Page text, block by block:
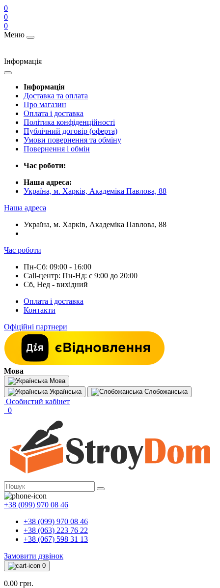
0
0
0
Меню
Інформація
Інформація
Доставка та оплата
Про магазин
Оплата і доставка
Політика конфіденційності
Публічний договір (оферта)
Умови повернення та обміну
Повернення і обмін
Час роботи:
Наша адреса:
Україна, м. Харків, Академіка Павлова, 88
Наша адреса
Україна, м. Харків, Академіка Павлова, 88
Час роботи
Пн-Сб: 09:00 - 16:00
Call-центр: Пн-Нд: с 9:00 до 20:00
Сб, Нед - вихідний
Оплата і доставка
Контакти
Офіційні партнери
Мова
Мова
Українська
Слобожанська
Особистий кабінет
0
+38 (099) 970 08 46
+38 (099) 970 08 46
+38 (063) 223 76 22
+38 (067) 598 31 13
Замовити дзвінок
0
0.00 грн.